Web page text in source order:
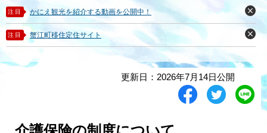
す
。
し
て
本
文
注目 かにえ観光を紹介する動画を公開中！
閉
じ
る
注目 蟹江町移住定住サイト
閉
じ
更新日：2026年7月14日公開
シ
ツ
L